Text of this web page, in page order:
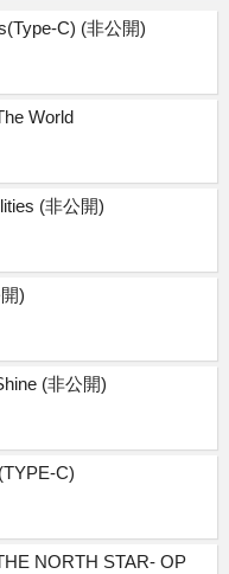
C) (非公開)
World
(非公開)
)
(非公開)
C)
NORTH STAR- OP